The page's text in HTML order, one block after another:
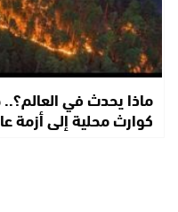
ماذا يحدث في
كوارث محلية إلى أزمة